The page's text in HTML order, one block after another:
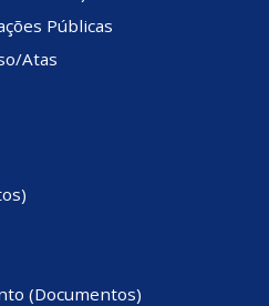
Públicas
Atas
(Documentos)